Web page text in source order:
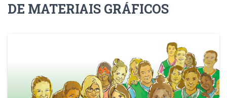
DE MATERIAIS GRÁFICOS